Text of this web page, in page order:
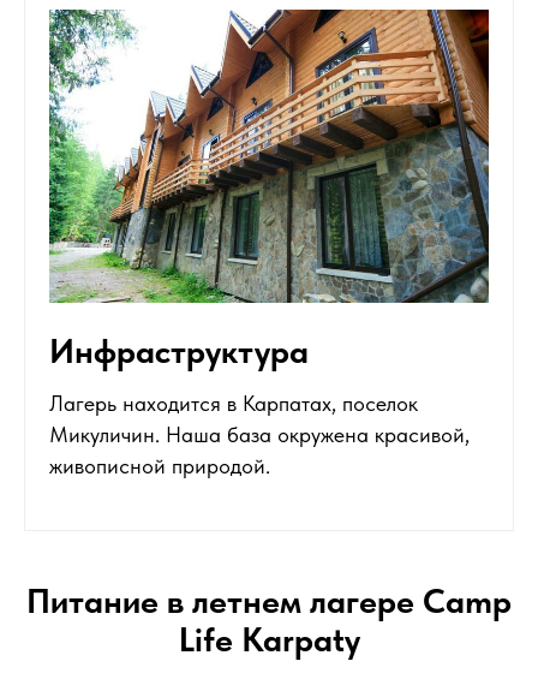
Инфраструктура
Лагерь находится в Карпатах, поселок
Микуличин. Наша база окружена красивой,
живописной природой.
Питание в летнем лагере Camp
Life Karpaty